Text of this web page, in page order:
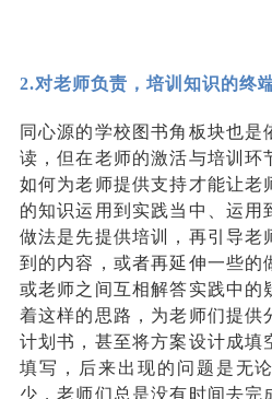
2.对老师负责，培训知识的终
同心源的学校图书角板块也是
读，但在老师的激活与培训环
如何为老师提供支持才能让老
的知识运用到实践当中、运用
做法是先提供培训，再引导老
到的内容，或者再延伸一些的
或老师之间互相解答实践中的
着这样的思路，为老师们提供
计划书 ， 甚至将方案设计成填
填写，后来出现的问题是无
少 ，老师们总是没有时间去完